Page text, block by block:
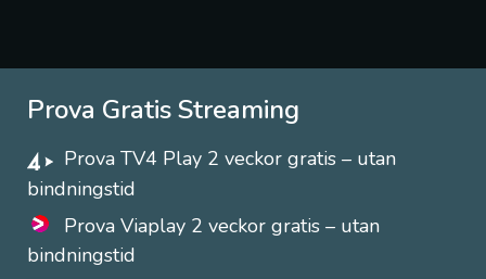
Prova Gratis Streaming
Prova TV4 Play 2 veckor gratis – utan
bindningstid
Prova Viaplay 2 veckor gratis – utan
bindningstid